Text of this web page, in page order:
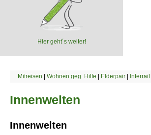
Hier geht´s weiter!
Mitreisen | Wohnen geg. Hilfe | Elderpair| Interrail
Innenwelten
Innenwelten